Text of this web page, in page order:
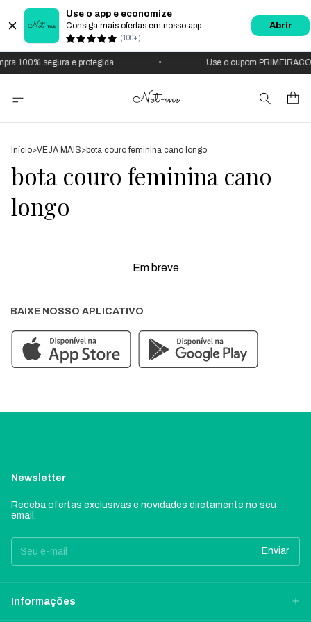
Use o app e economize
Consiga mais ofertas em nosso app
(100+)
Abrir
100% segura e protegida • Use o cupom
Início>VEJA MAIS>bota couro feminina cano longo
bota couro feminina cano
longo
Em breve
BAIXE NOSSO APLICATIVO
Newsletter
Receba ofertas exclusivas e novidades diretamente no seu
email.
Informações